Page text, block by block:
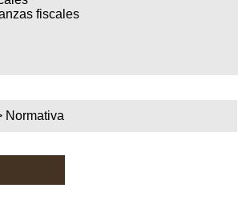
fiscales
Normativa